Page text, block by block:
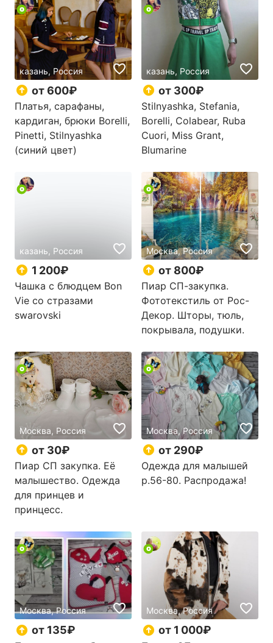
казань, Россия
от 600₽
Платья, сарафаны,
кардиган, брюки Borelli,
Pinetti, Stilnyashka
(синий цвет)
казань, Россия
от 300₽
Stilnyashka, Stefania,
Borelli, Colabear, Ruba
Cuori, Miss Grant,
Blumarine
казань, Россия
1 200₽
Чашка с блюдцем Bon
Vie со стразами
swarovski
Москва, Россия
от 800₽
Пиар СП-закупка.
Фототекстиль от Рос-
Декор. Шторы, тюль,
покрывала, подушки.
Москва, Россия
от 30₽
Пиар СП закупка. Её
малышество. Одежда
для принцев и
принцесс.
Москва, Россия
от 290₽
Одежда для малышей
р.56-80. Распродажа!
Москва, Россия
от 135₽
Москва, Россия
от 1 000₽